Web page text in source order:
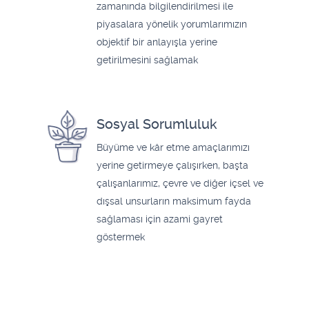
zamanında bilgilendirilmesi ile
piyasalara yönelik yorumlarımızın
objektif bir anlayışla yerine
getirilmesini sağlamak
Sosyal Sorumluluk
Büyüme ve kâr etme amaçlarımızı
yerine getirmeye çalışırken, başta
çalışanlarımız, çevre ve diğer içsel ve
dışsal unsurların maksimum fayda
sağlaması için azami gayret
göstermek